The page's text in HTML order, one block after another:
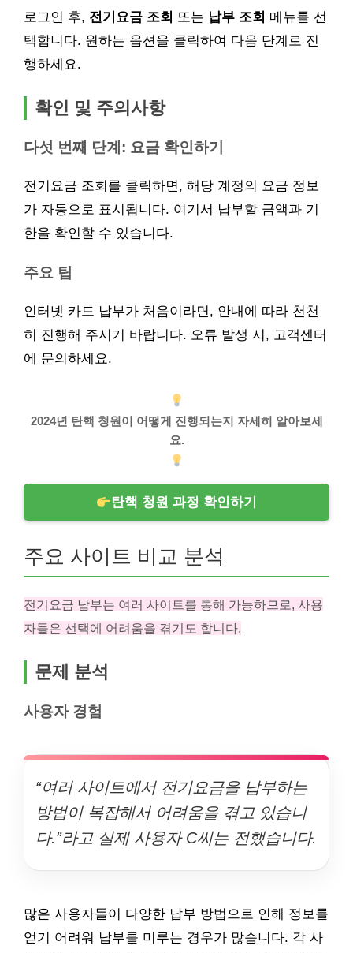
로그인 후, 전기요금 조회 또는 납부 조회 메뉴를 선
택합니다. 원하는 옵션을 클릭하여 다음 단계로 진
행하세요.
확인 및 주의사항
다섯 번째 단계: 요금 확인하기
전기요금 조회를 클릭하면, 해당 계정의 요금 정보
가 자동으로 표시됩니다. 여기서 납부할 금액과 기
한을 확인할 수 있습니다.
주요 팁
인터넷 카드 납부가 처음이라면, 안내에 따라 천천
히 진행해 주시기 바랍니다. 오류 발생 시, 고객센터
에 문의하세요.
2024년 탄핵 청원이 어떻게 진행되는지 자세히 알아보세
요.
탄핵 청원 과정 확인하기
주요 사이트 비교 분석
전기요금 납부는 여러 사이트를 통해 가능하므로, 사용
자들은 선택에 어려움을 겪기도 합니다.
문제 분석
사용자 경험
“여러 사이트에서 전기요금을 납부하는
방법이 복잡해서 어려움을 겪고 있습니
다.”라고 실제 사용자 C씨는 전했습니다.
많은 사용자들이 다양한 납부 방법으로 인해 정보를
얻기 어려워 납부를 미루는 경우가 많습니다. 각 사